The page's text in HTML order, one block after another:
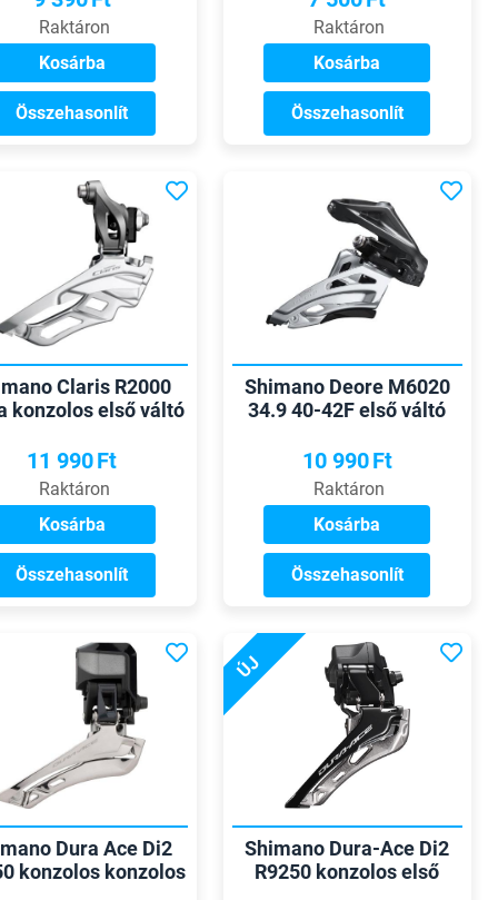
Raktáron
Kosárba
Összehasonlít
Raktáron
Kosárba
Összehasonlít
Claris R2000
konzolos első váltó
11 990Ft
Raktáron
Kosárba
Összehasonlít
Shimano Deore M6020
34.9 40-42F első váltó
10 990Ft
Raktáron
Kosárba
Összehasonlít
Dura Ace Di2
konzolos konzolos
ÚJ
Shimano Dura-Ace Di2
R9250 konzolos első